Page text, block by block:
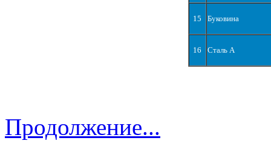
15 Буковина
16 Сталь А
Продолжение...